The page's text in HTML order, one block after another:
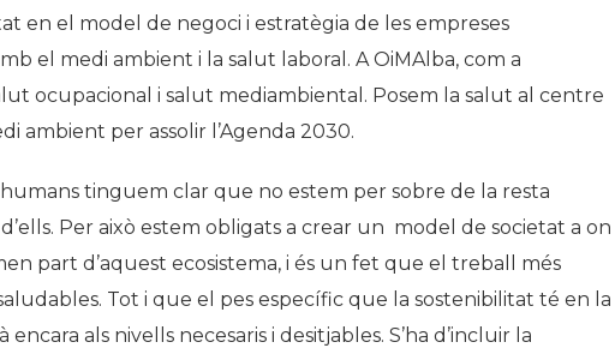
en el model de negoci i estratègia de les empreses
el medi ambient i la salut laboral. A OiMAlba, com a
ocupacional i salut mediambiental. Posem la salut al centre
ambient per assolir l’Agenda 2030.
tinguem clar que no estem per sobre de la resta
Per això estem obligats a crear un model de societat a on
part d’aquest ecosistema, i és un fet que el treball més
Tot i que el pes específic que la sostenibilitat té en la
als nivells necesaris i desitjables. S’ha d’incluir la